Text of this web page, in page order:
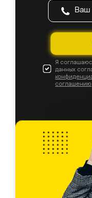
Я
данных
соглашению